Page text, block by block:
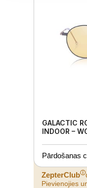
GALACTIC
INDOOR –
Pārdošanas
ZepterClubⓘ
Pievienojies